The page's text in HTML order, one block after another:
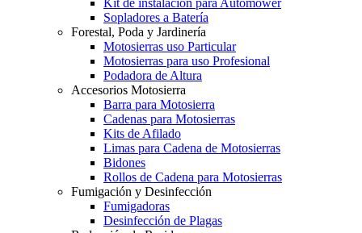
Kit de instalación para Automower
Sopladores a Batería
Forestal, Poda y Jardinería
Motosierras uso Particular
Motosierras para uso Profesional
Podadora de Altura
Accesorios Motosierra
Barra para Motosierra
Cadenas para Motosierras
Kits de Afilado
Limas para Cadena de Motosierras
Bidones
Rollos de Cadena para Motosierras
Fumigación y Desinfección
Fumigadoras
Desinfección de Plagas